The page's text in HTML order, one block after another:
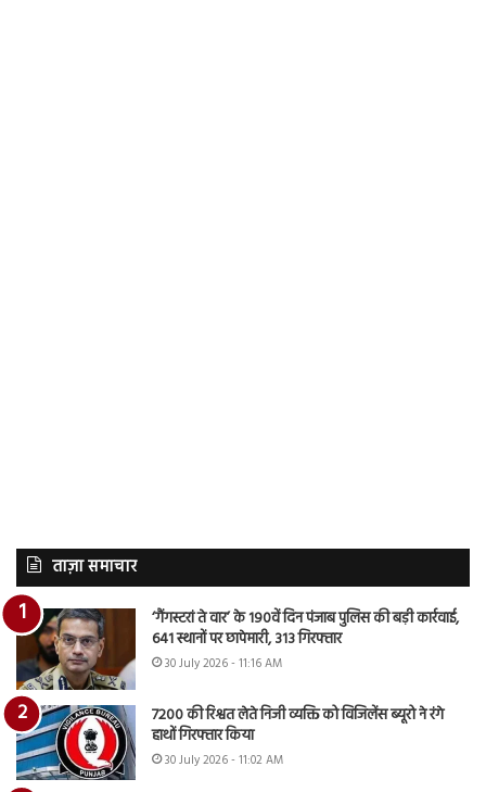
ताज़ा समाचार
‘गैंगस्टरां ते वार’ के 190वें दिन पंजाब पुलिस की बड़ी कार्रवाई,
641 स्थानों पर छापेमारी, 313 गिरफ्तार
30 July 2026 - 11:16 AM
7200 की रिश्वत लेते निजी व्यक्ति को विजिलेंस ब्यूरो ने रंगे
हाथों गिरफ्तार किया
30 July 2026 - 11:02 AM